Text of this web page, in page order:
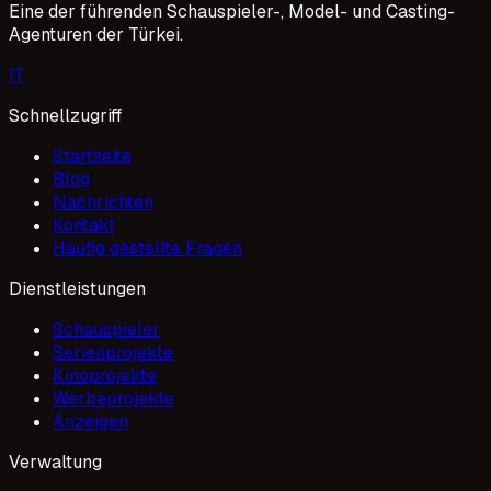
Eine der führenden Schauspieler-, Model- und Casting-
Agenturen der Türkei.
IT
Schnellzugriff
Startseite
Blog
Nachrichten
Kontakt
Häufig gestellte Fragen
Dienstleistungen
Schauspieler
Serienprojekte
Kinoprojekte
Werbeprojekte
Anzeigen
Verwaltung